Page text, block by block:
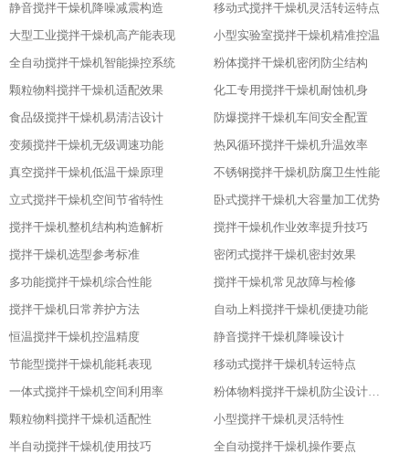
静音搅拌干燥机降噪减震构造
移动式搅拌干燥机灵活转运特点
大型工业搅拌干燥机高产能表现
小型实验室搅拌干燥机精准控温
全自动搅拌干燥机智能操控系统
粉体搅拌干燥机密闭防尘结构
颗粒物料搅拌干燥机适配效果
化工专用搅拌干燥机耐蚀机身
食品级搅拌干燥机易清洁设计
防爆搅拌干燥机车间安全配置
变频搅拌干燥机无级调速功能
热风循环搅拌干燥机升温效率
真空搅拌干燥机低温干燥原理
不锈钢搅拌干燥机防腐卫生性能
立式搅拌干燥机空间节省特性
卧式搅拌干燥机大容量加工优势
搅拌干燥机整机结构构造解析
搅拌干燥机作业效率提升技巧
搅拌干燥机选型参考标准
密闭式搅拌干燥机密封效果
多功能搅拌干燥机综合性能
搅拌干燥机常见故障与检修
搅拌干燥机日常养护方法
自动上料搅拌干燥机便捷功能
恒温搅拌干燥机控温精度
静音搅拌干燥机降噪设计
节能型搅拌干燥机能耗表现
移动式搅拌干燥机转运特点
一体式搅拌干燥机空间利用率
粉体物料搅拌干燥机防尘设计粉体物料搅拌干燥机防尘设计
颗粒物料搅拌干燥机适配性
小型搅拌干燥机灵活特性
半自动搅拌干燥机使用技巧
全自动搅拌干燥机操作要点